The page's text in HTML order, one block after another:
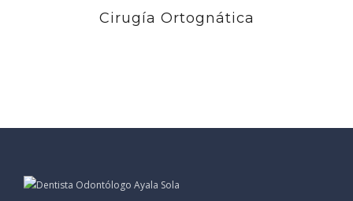
Cirugía Ortognática